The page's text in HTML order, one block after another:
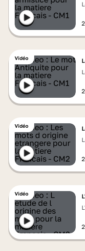
Vidéo
Vidéo
Vidéo